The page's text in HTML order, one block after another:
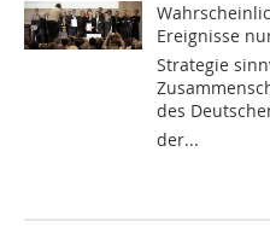
Ereignisse
Strategie
des
der...